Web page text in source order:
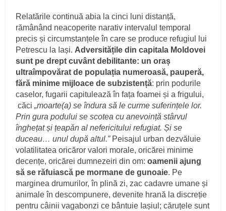
Relatările continuă abia la cinci luni distanță,
rămânând neacoperite narativ intervalul temporal
precis și circumstanțele în care se produce refugiul lui
Petrescu la Iași. Adversitățile din capitala Moldovei
sunt pe drept cuvânt debilitante: un oraș
ultraîmpovărat de populația numeroasă, pauperă,
fără minime mijloace de subzistență: prin podurile
caselor, fugarii capitulează în fața foamei și a frigului,
căci „moarte(a) se îndura să le curme suferințele lor.
Prin gura podului se scotea cu anevoință stârvul
înghețat și țeapăn al nefericitului refugiat. Și se
duceau… unul după altul.” Peisajul urban dezvăluie
volatilitatea oricăror valori morale, oricărei minime
decențe, oricărei dumnezeiri din om:oamenii ajung
să se răfuiască pe mormane de gunoaie. Pe
marginea drumurilor, în plină zi, zac cadavre umane și
animale în descompunere, devenite hrană la discreție
pentru câinii vagabonzi ce bântuie Iașiul; căruțele sunt